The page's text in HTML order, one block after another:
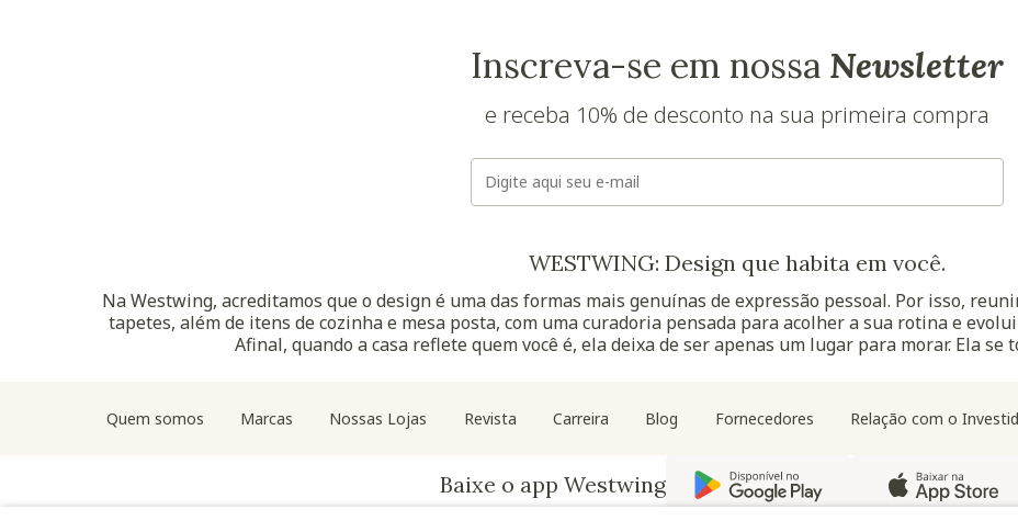
Inscreva-se em nossa Newsletter
e receba 10% de desconto na sua primeira compra
WESTWING: Design que habita em você.
Na Westwing, acreditamos que o design é uma das formas mais genuínas de expressão pessoal. Por isso,
tapetes, além de itens de cozinha e mesa posta, com uma curadoria pensada para acolher a sua rotina e
Afinal, quando a casa reflete quem você é, ela deixa de ser apenas um lugar para morar. Ela
Quem somos Marcas Nossas Lojas Revista Carreira Blog Fornecedores Relação com o
Baixe o app Westwing